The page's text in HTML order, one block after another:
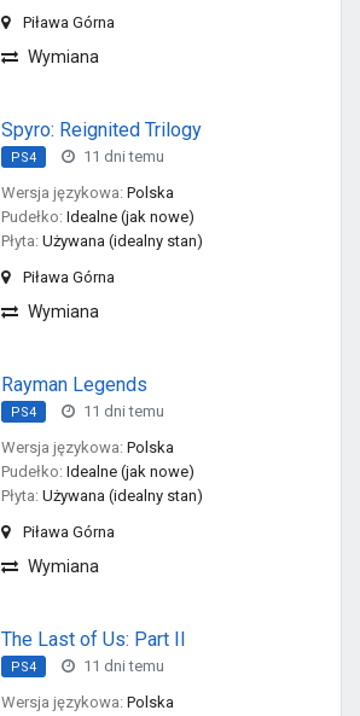
Piława Górna
Wymiana
Spyro: Reignited Trilogy
PS4
11 dni temu
Wersja językowa: Polska
Pudełko: Idealne (jak nowe)
Płyta: Używana (idealny stan)
Piława Górna
Wymiana
Rayman Legends
PS4
11 dni temu
Wersja językowa: Polska
Pudełko: Idealne (jak nowe)
Płyta: Używana (idealny stan)
Piława Górna
Wymiana
The Last of Us: Part II
PS4
11 dni temu
Wersja językowa: Polska